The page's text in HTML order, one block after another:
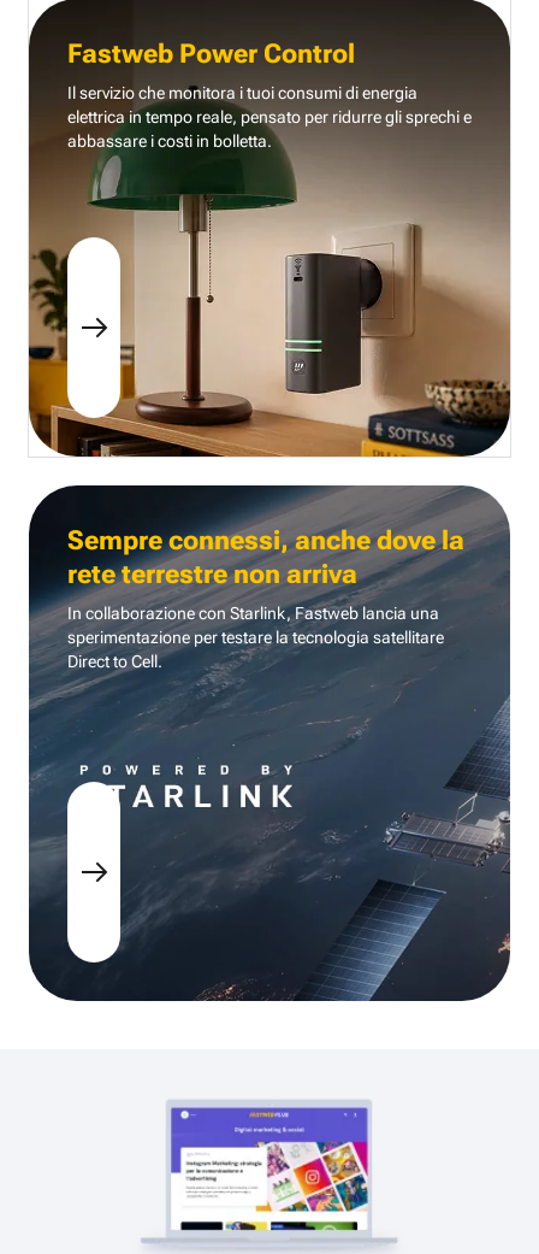
Fastweb Power Control
Il servizio che monitora i tuoi consumi di energia
elettrica in tempo reale, pensato per ridurre gli sprechi e
abbassare i costi in bolletta.
Sempre connessi, anche dove la
rete terrestre non arriva
In collaborazione con Starlink, Fastweb lancia una
sperimentazione per testare la tecnologia satellitare
Direct to Cell.